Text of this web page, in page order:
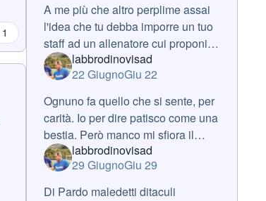
1
A me più che altro perplime assai
l'idea che tu debba imporre un tuo
staff ad un allenatore cui proponi di
lavorare. Se fosse vera, e a sto
punto, da varie cose che sento, lo
è, è una roba mai sentita
labbrodinovisad
22 GiugnoGiu 22
Ognuno fa quello che si sente, per
carità. Io per dire patisco come una
bestia. Però manco mi sfiora il
pensiero di non essere
domenicalmente lì. Alla fine siamo
tutti diversi e ci sta, ma credo che l
labbrodinovisad
29 GiugnoGiu 29
Di Pardo maledetti ditaculi